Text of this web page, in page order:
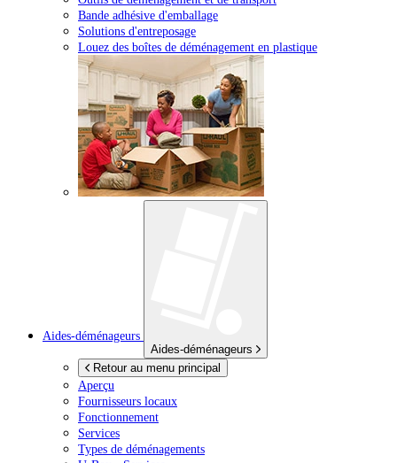
Bande adhésive d'emballage
Solutions d'entreposage
Louez des boîtes de déménagement en plastique
Aides-déménageurs
Aides-déménageurs
Retour au menu principal
Aperçu
Fournisseurs locaux
Fonctionnement
Services
Types de déménagements